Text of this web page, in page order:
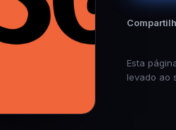
Esta
levado ao